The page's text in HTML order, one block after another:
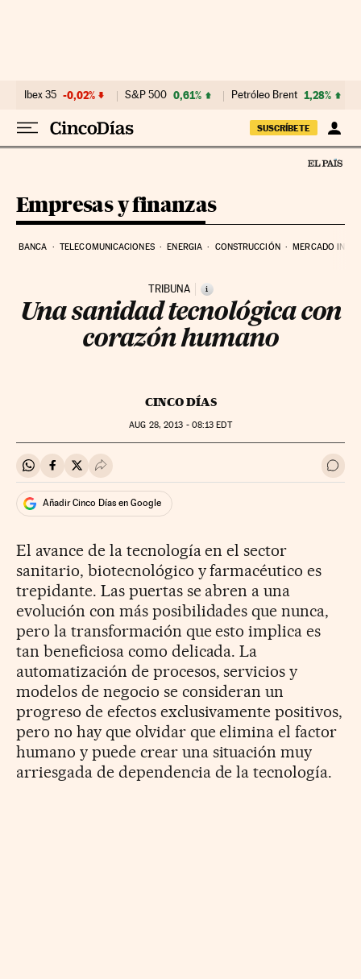
Ibex 35 -0,02% S&P 500 0,61% Petróleo Brent 1,28%
SUSCRÍBETE
Empresas y finanzas
BANCA TELECOMUNICACIONES ENERGIA CONSTRUCCIÓN MERCADO
TRIBUNA i
Una sanidad tecnológica con
corazón humano
CINCO DÍAS
AUG 28, 2013 - 08:13 EDT
Compartir en Whatsapp
Compartir en Facebook
Compartir en Twitter
Desplegar Redes Sociales Ir a
Añadir Cinco Días en Google
El avance de la tecnología en el sector
sanitario, biotecnológico y farmacéutico es
trepidante. Las puertas se abren a una
evolución con más posibilidades que nunca,
pero la transformación que esto implica es
tan beneficiosa como delicada. La
automatización de procesos, servicios y
modelos de negocio se consideran un
progreso de efectos exclusivamente positivos,
pero no hay que olvidar que elimina el factor
humano y puede crear una situación muy
arriesgada de dependencia de la tecnología.